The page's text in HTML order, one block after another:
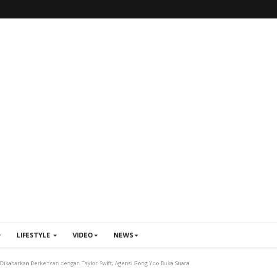
LIFESTYLE VIDEO NEWS
Dikabarkan Berkencan dengan Taylor Swift, Agensi Gong Yoo Buka Suara